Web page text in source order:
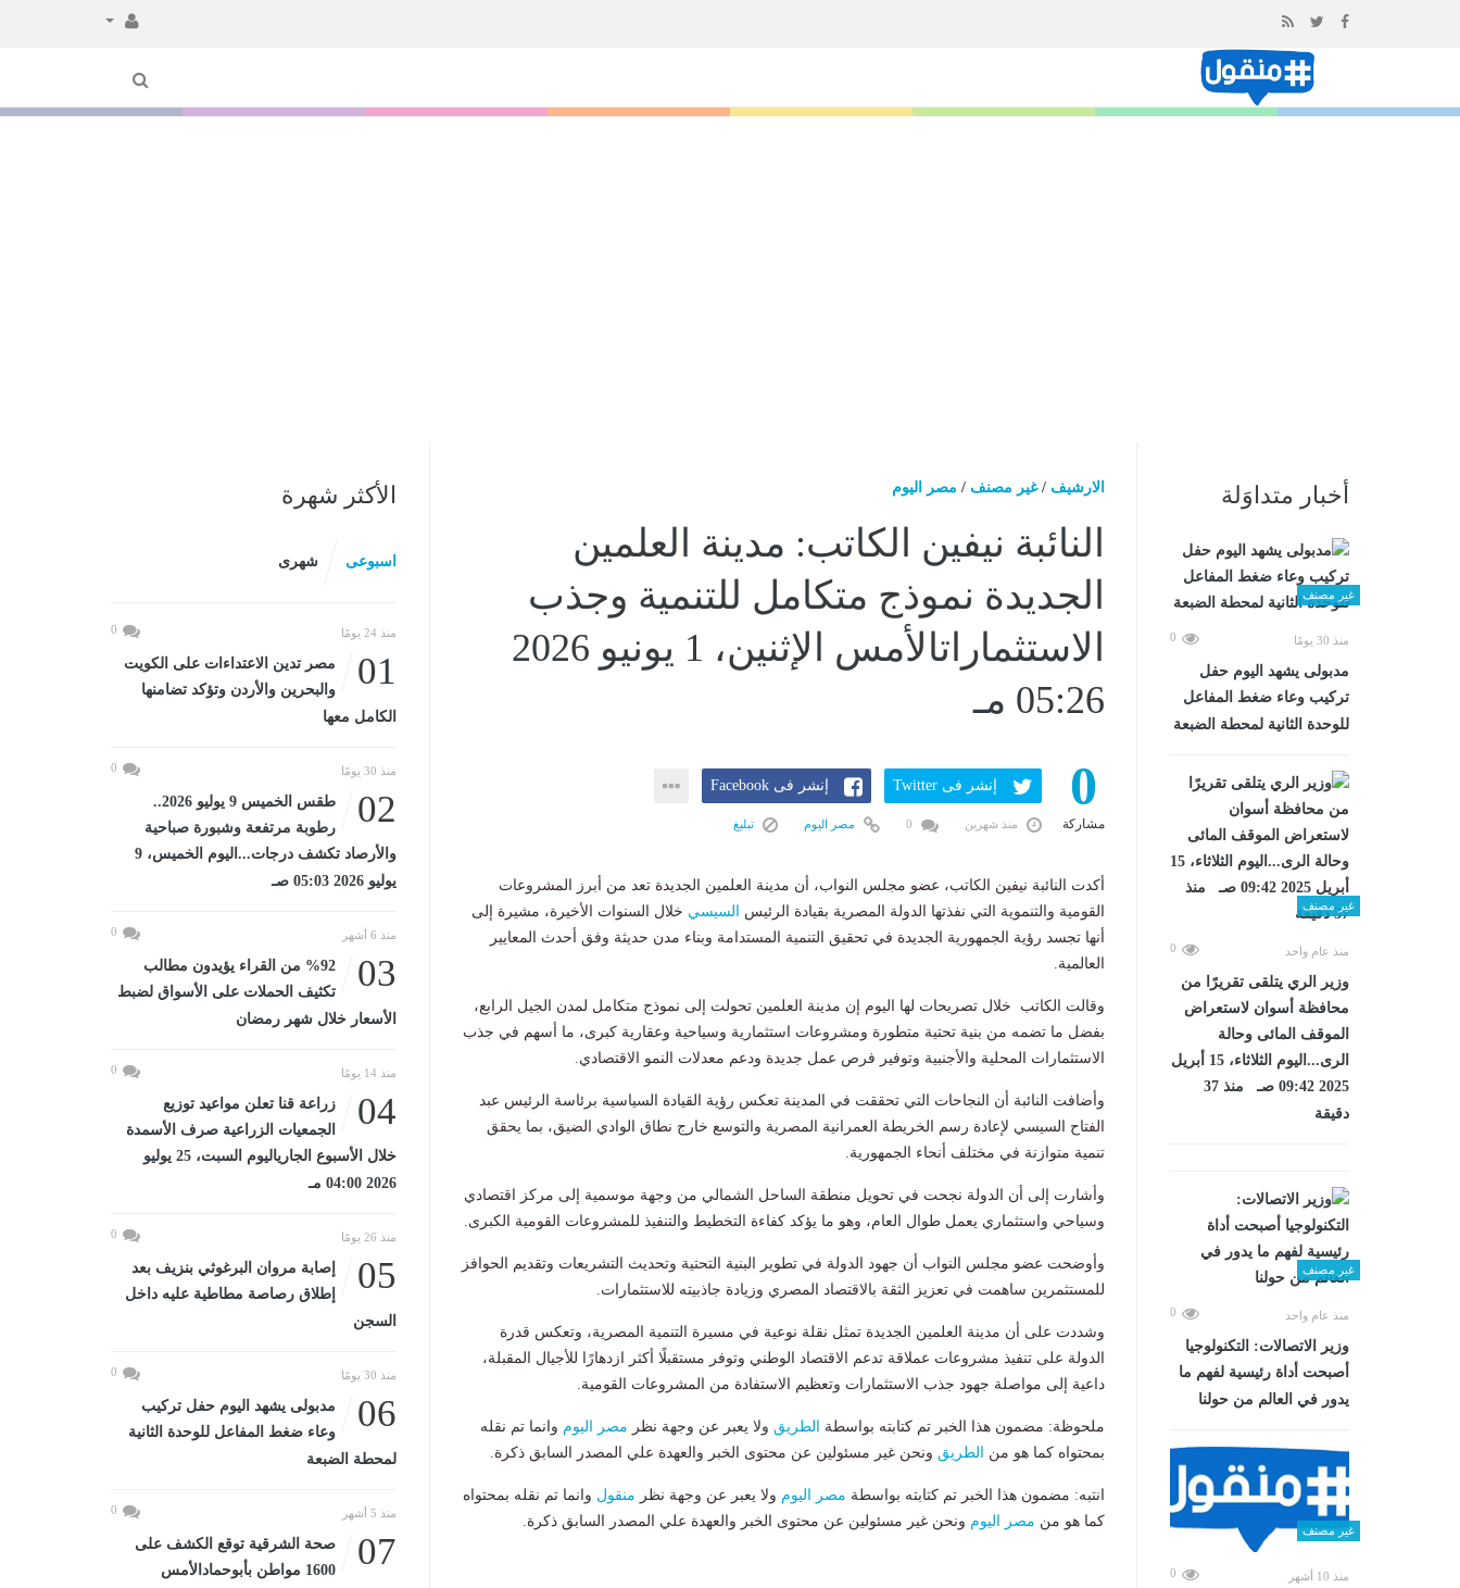
المحتوى
أخبار متداوَلة
غير مصنف
منذ 30 يومًا 0
مدبولى يشهد اليوم حفل
تركيب وعاء ضغط المفاعل
للوحدة الثانية لمحطة الضبعة
غير مصنف
منذ عام واحد 0
وزير الري يتلقى تقريرًا من
محافظة أسوان لاستعراض
الموقف المائى وحالة
الرى...اليوم الثلاثاء، 15 أبريل
2025 09:42 صـ منذ 37
دقيقة
غير مصنف
منذ عام واحد 0
وزير الاتصالات: التكنولوجيا
أصبحت أداة رئيسية لفهم ما
يدور في العالم من حولنا
غير مصنف
منذ 10 أشهر 0
الارشيف /غير مصنف / مصر اليوم
النائبة نيفين الكاتب: مدينة العلمين
الجديدة نموذج متكامل للتنمية وجذب
الاستثماراتالأمس الإثنين، 1 يونيو 2026
05:26 مـ
0
مشاركة
إنشر فى Twitter إنشر فى Facebook
منذ شهرين مصر اليوم تبليغ
أكدت النائبة نيفين الكاتب، عضو مجلس النواب، أن مدينة العلمين الجديدة تعد من أبرز المشروعات
القومية والتنموية التي نفذتها الدولة المصرية بقيادة الرئيس
السيسي خلال السنوات الأخيرة، مشيرة إلى
أنها تجسد رؤية الجمهورية الجديدة في تحقيق التنمية المستدامة وبناء مدن حديثة وفق أحدث المعايير
العالمية.
وقالت الكاتب خلال تصريحات لها اليوم إن مدينة العلمين تحولت إلى نموذج متكامل لمدن الجيل الرابع،
بفضل ما تضمه من بنية تحتية متطورة ومشروعات استثمارية وسياحية وعقارية كبرى، ما أسهم في جذب
الاستثمارات المحلية والأجنبية وتوفير فرص عمل جديدة ودعم معدلات النمو الاقتصادي.
وأضافت النائبة أن النجاحات التي تحققت في المدينة تعكس رؤية القيادة السياسية برئاسة الرئيس عبد
الفتاح السيسي لإعادة رسم الخريطة العمرانية المصرية والتوسع خارج نطاق الوادي الضيق، بما يحقق
تنمية متوازنة في مختلف أنحاء الجمهورية.
وأشارت إلى أن الدولة نجحت في تحويل منطقة الساحل الشمالي من وجهة موسمية إلى مركز اقتصادي
وسياحي واستثماري يعمل طوال العام، وهو ما يؤكد كفاءة التخطيط والتنفيذ للمشروعات القومية الكبرى.
وأوضحت عضو مجلس النواب أن جهود الدولة في تطوير البنية التحتية وتحديث التشريعات وتقديم الحوافز
للمستثمرين ساهمت في تعزيز الثقة بالاقتصاد المصري وزيادة جاذبيته للاستثمارات.
وشددت على أن مدينة العلمين الجديدة تمثل نقلة نوعية في مسيرة التنمية المصرية، وتعكس قدرة
الدولة على تنفيذ مشروعات عملاقة تدعم الاقتصاد الوطني وتوفر مستقبلًا أكثر ازدهارًا للأجيال المقبلة،
داعية إلى مواصلة جهود جذب الاستثمارات وتعظيم الاستفادة من المشروعات القومية.
ملحوظة: مضمون هذا الخبر تم كتابته بواسطة الطريق ولا يعبر عن وجهة نظر مصر اليوم وانما تم نقله
بمحتواه كما هو من
الطريق ونحن غير مسئولين عن محتوى الخبر والعهدة علي المصدر السابق ذكرة.
انتبه: مضمون هذا الخبر تم كتابته بواسطة مصر اليوم ولا يعبر عن وجهة نظر منقول وانما تم نقله بمحتواه
كما هو من مصر اليوم ونحن غير مسئولين عن محتوى الخبر والعهدة علي المصدر السابق ذكرة.
الأكثر شهرة
اسبوعى شهرى
منذ 24 يومًا 0
01
مصر تدين الاعتداءات على الكويت
والبحرين والأردن وتؤكد تضامنها
الكامل معها
منذ 30 يومًا 0
02
طقس الخميس 9 يوليو 2026..
رطوبة مرتفعة وشبورة صباحية
والأرصاد تكشف درجات...اليوم الخميس، 9
يوليو 2026 05:03 صـ
منذ 6 أشهر 0
03
%92 من القراء يؤيدون مطالب
تكثيف الحملات على الأسواق لضبط
الأسعار خلال شهر رمضان
منذ 14 يومًا 0
04
زراعة قنا تعلن مواعيد توزيع
الجمعيات الزراعية صرف الأسمدة
خلال الأسبوع الجارياليوم السبت، 25 يوليو
2026 04:00 مـ
منذ 26 يومًا 0
05
إصابة مروان البرغوثي بنزيف بعد
إطلاق رصاصة مطاطية عليه داخل
السجن
منذ 30 يومًا 0
06
مدبولى يشهد اليوم حفل تركيب
وعاء ضغط المفاعل للوحدة الثانية
لمحطة الضبعة
منذ 5 أشهر 0
07
صحة الشرقية توقع الكشف على
1600 مواطن بأبوحمادالأمس